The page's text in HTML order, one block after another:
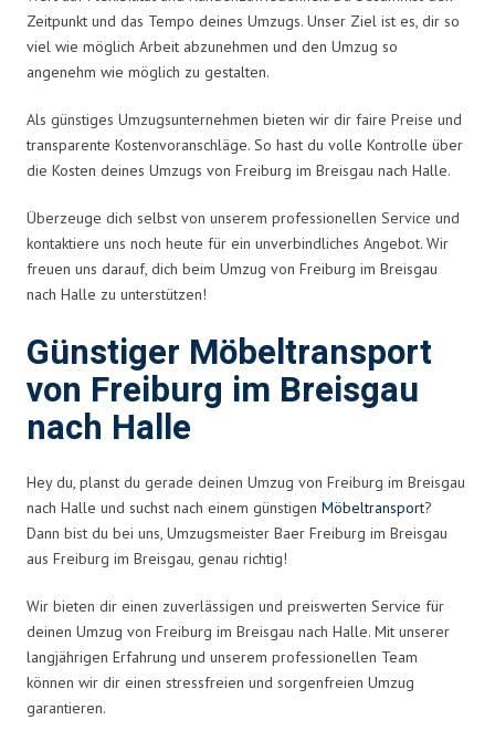
Zeitpunkt und das Tempo deines Umzugs. Unser Ziel ist es, dir so
viel wie möglich Arbeit abzunehmen und den Umzug so
angenehm wie möglich zu gestalten.
Als günstiges Umzugsunternehmen bieten wir dir faire Preise und
transparente Kostenvoranschläge. So hast du volle Kontrolle über
die Kosten deines Umzugs von Freiburg im Breisgau nach Halle.
Überzeuge dich selbst von unserem professionellen Service und
kontaktiere uns noch heute für ein unverbindliches Angebot. Wir
freuen uns darauf, dich beim Umzug von Freiburg im Breisgau
nach Halle zu unterstützen!
Günstiger Möbeltransport
von Freiburg im Breisgau
nach Halle
Hey du, planst du gerade deinen Umzug von Freiburg im Breisgau
nach Halle und suchst nach einem günstigen Möbeltransport?
Dann bist du bei uns, Umzugsmeister Baer Freiburg im Breisgau
aus Freiburg im Breisgau, genau richtig!
Wir bieten dir einen zuverlässigen und preiswerten Service für
deinen Umzug von Freiburg im Breisgau nach Halle. Mit unserer
langjährigen Erfahrung und unserem professionellen Team
können wir dir einen stressfreien und sorgenfreien Umzug
garantieren.